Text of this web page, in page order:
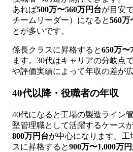
あれば500万〜560万円台が目安
チームリーダー）になると560万
とが多いです。
係長クラスに昇格すると650万〜
ます。30代はキャリアの分岐点
や評価実績によって年収の差が
40代以降・役職者の年収
40代になると工場の製造ライン
堅管理職として活躍するケース
800万円台が中心になります。工
スに昇格すると900万〜1,000万